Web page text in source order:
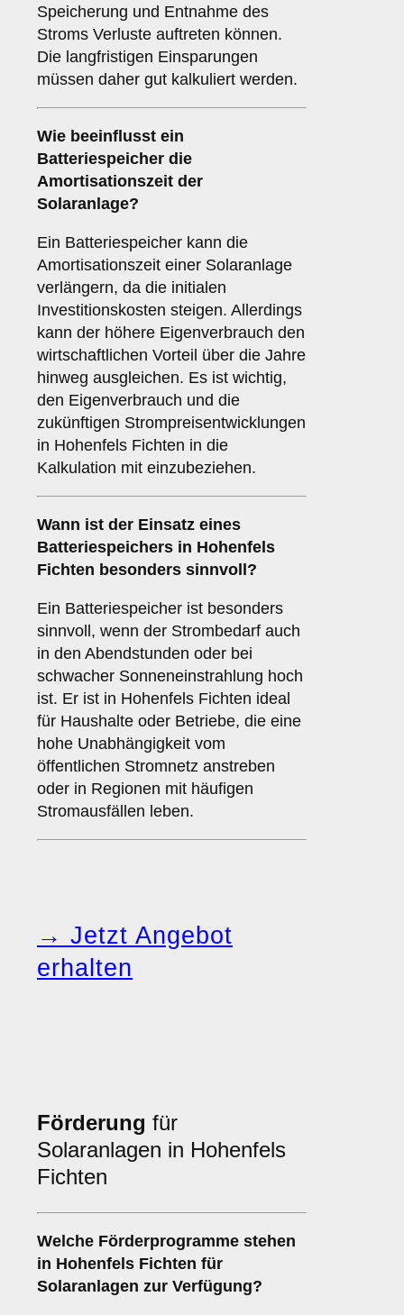
Speicherung und Entnahme des
Stroms Verluste auftreten können.
Die langfristigen Einsparungen
müssen daher gut kalkuliert werden.
Wie beeinflusst ein
Batteriespeicher die
Amortisationszeit der
Solaranlage?
Ein Batteriespeicher kann die
Amortisationszeit einer Solaranlage
verlängern, da die initialen
Investitionskosten steigen. Allerdings
kann der höhere Eigenverbrauch den
wirtschaftlichen Vorteil über die Jahre
hinweg ausgleichen. Es ist wichtig,
den Eigenverbrauch und die
zukünftigen Strompreisentwicklungen
in Hohenfels Fichten in die
Kalkulation mit einzubeziehen.
Wann ist der Einsatz eines
Batteriespeichers in Hohenfels
Fichten besonders sinnvoll?
Ein Batteriespeicher ist besonders
sinnvoll, wenn der Strombedarf auch
in den Abendstunden oder bei
schwacher Sonneneinstrahlung hoch
ist. Er ist in Hohenfels Fichten ideal
für Haushalte oder Betriebe, die eine
hohe Unabhängigkeit vom
öffentlichen Stromnetz anstreben
oder in Regionen mit häufigen
Stromausfällen leben.
→ Jetzt Angebot
erhalten
Förderung für
Solaranlagen in Hohenfels
Fichten
Welche Förderprogramme stehen
in Hohenfels Fichten für
Solaranlagen zur Verfügung?